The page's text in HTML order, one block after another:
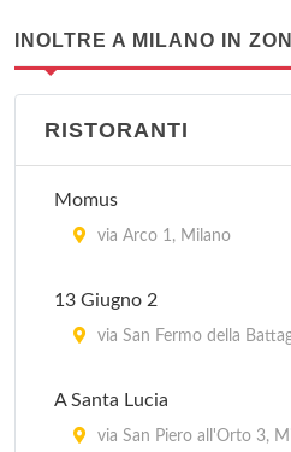
INOLTRE A MILANO IN
RISTORANTI
Momus
via Arco 1, Milano
13 Giugno 2
via San Fermo della
A Santa Lucia
via San Piero all'Orto 3,